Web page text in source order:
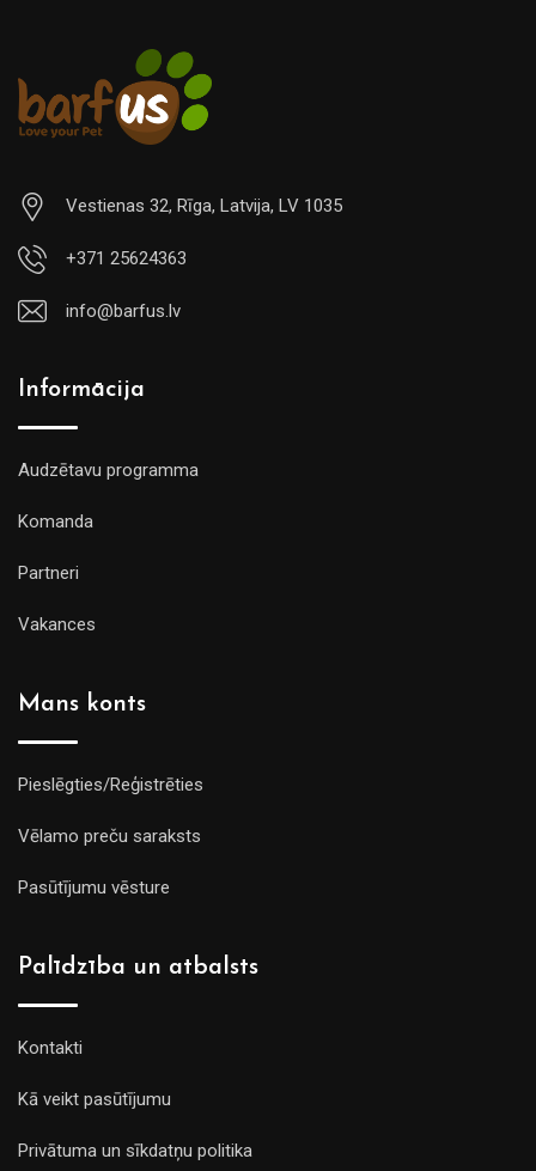
Vestienas 32, Rīga, Latvija, LV 1035
+371 25624363
info@barfus.lv
Informācija
Audzētavu programma
Komanda
Partneri
Vakances
Mans konts
Pieslēgties/Reģistrēties
Vēlamo preču saraksts
Pasūtījumu vēsture
Palīdzība un atbalsts
Kontakti
Kā veikt pasūtījumu
Privātuma un sīkdatņu politika